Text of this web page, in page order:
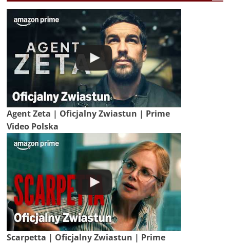
Agent Zeta | Oficjalny Zwiastun | Prime
Video Polska
Scarpetta | Oficjalny Zwiastun | Prime